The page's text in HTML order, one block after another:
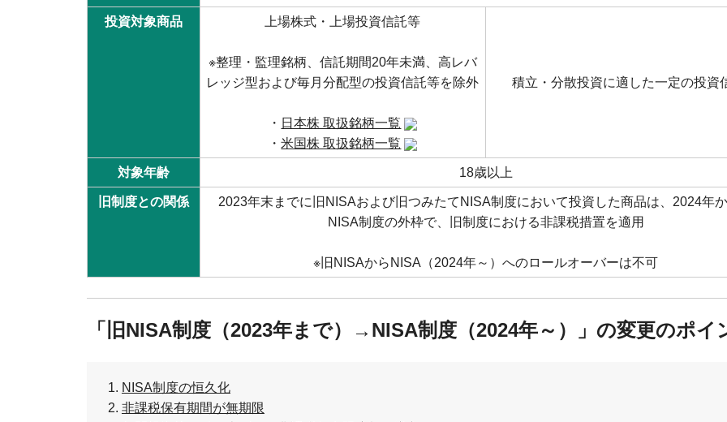
投資対象商品 上場株式・上場投資信託等
※整理・監理銘柄、信託期間20年未満、高レバ
レッジ型および毎月分配型の投資信託等を除外
・ 日本株 取扱銘柄一覧
・米国株 取扱銘柄一覧
積立・分散投資に適した一定の投資
対象年齢 18歳以上
旧制度との関係
2023年末までに旧NISAおよび旧つみたてNISA制度において投資した商品は、2024年
NISA制度の外枠で、旧制度における非課税措置を適用
※旧NISAからNISA（2024年～）へのロールオーバーは不可
「旧NISA制度（2023年まで）→NISA制度（2024年～）」の変更のポイ
NISA制度の恒久化
非課税保有期間が無期限